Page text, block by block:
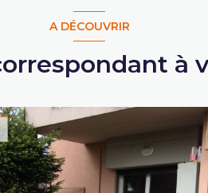
A DÉCOUVRIR
à